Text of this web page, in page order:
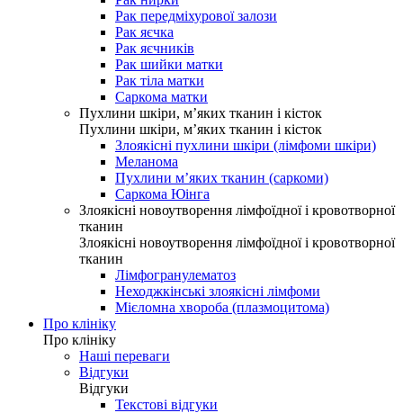
Рак передміхурової залози
Рак яєчка
Рак яєчників
Рак шийки матки
Рак тіла матки
Саркома матки
Пухлини шкіри, м’яких тканин і кісток
Пухлини шкіри, м’яких тканин і кісток
Злоякісні пухлини шкіри (лімфоми шкіри)
Меланома
Пухлини м’яких тканин (саркоми)
Саркома Юінга
Злоякісні новоутворення лімфоїдної і кровотворної
тканин
Злоякісні новоутворення лімфоїдної і кровотворної
тканин
Лімфогранулематоз
Неходжкінські злоякісні лімфоми
Мієломна хвороба (плазмоцитома)
Про клініку
Про клініку
Наші переваги
Відгуки
Відгуки
Текстові відгуки